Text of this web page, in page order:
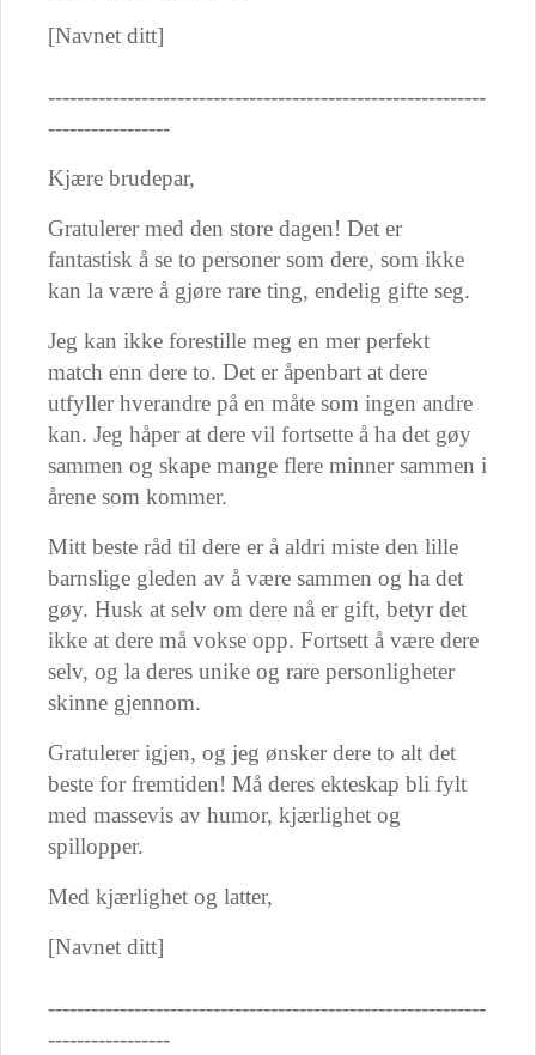
[Navnet ditt]
-------------------------------------------------------------
-----------------
Kjære brudepar,
Gratulerer med den store dagen! Det er
fantastisk å se to personer som dere, som ikke
kan la være å gjøre rare ting, endelig gifte seg.
Jeg kan ikke forestille meg en mer perfekt
match enn dere to. Det er åpenbart at dere
utfyller hverandre på en måte som ingen andre
kan. Jeg håper at dere vil fortsette å ha det gøy
sammen og skape mange flere minner sammen i
årene som kommer.
Mitt beste råd til dere er å aldri miste den lille
barnslige gleden av å være sammen og ha det
gøy. Husk at selv om dere nå er gift, betyr det
ikke at dere må vokse opp. Fortsett å være dere
selv, og la deres unike og rare personligheter
skinne gjennom.
Gratulerer igjen, og jeg ønsker dere to alt det
beste for fremtiden! Må deres ekteskap bli fylt
med massevis av humor, kjærlighet og
spillopper.
Med kjærlighet og latter,
[Navnet ditt]
-------------------------------------------------------------
-----------------